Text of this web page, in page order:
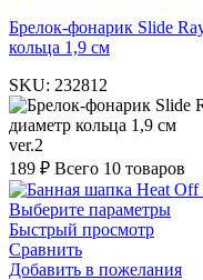
Брелок-фонарик Slide
кольца 1,9 см
SKU: 232812
ver.2
189 ₽ Всего 10 товаров
Выберите параметры
Быстрый просмотр
Сравнить
Добавить в пожелания